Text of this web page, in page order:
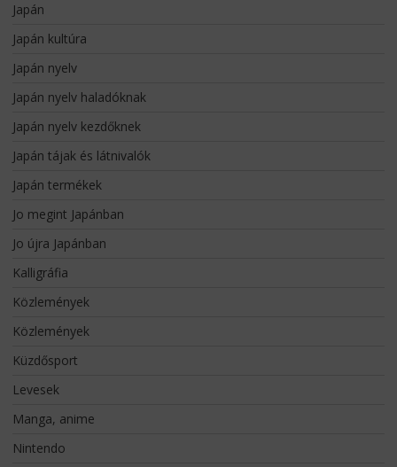
Japán
Japán kultúra
Japán nyelv
Japán nyelv haladóknak
Japán nyelv kezdőknek
Japán tájak és látnivalók
Japán termékek
Jo megint Japánban
Jo újra Japánban
Kalligráfia
Közlemények
Közlemények
Küzdősport
Levesek
Manga, anime
Nintendo